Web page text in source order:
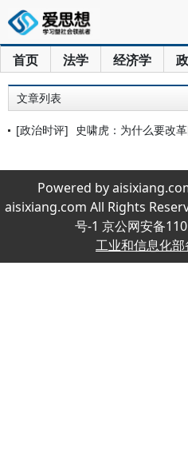
首页 法学 经济学
文章列表
[政治时评] 史啸虎：为什么要改
Powered by
aisixiang.com All Rights
号-1 京公网安备
工业和信息化